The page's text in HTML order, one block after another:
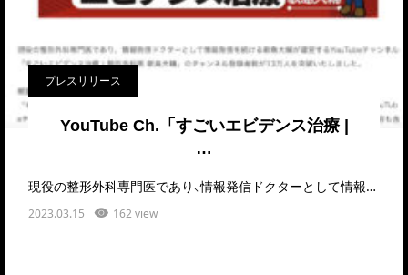
プレスリリース
YouTube Ch.「すごいエビデンス治療 |
…
現役の整形外科専門医であり、情報発信ドクターとして情報発信を続ける歌島大輔が運営するYouTubeチ…
2023.03.15 162 view